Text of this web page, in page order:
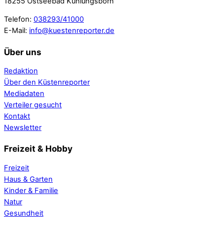
Telefon: 038293/41000
E-Mail: info@kuestenreporter.de
Über uns
Redaktion
Über den Küstenreporter
Mediadaten
Verteiler gesucht
Kontakt
Newsletter
Freizeit & Hobby
Freizeit
Haus & Garten
Kinder & Familie
Natur
Gesundheit